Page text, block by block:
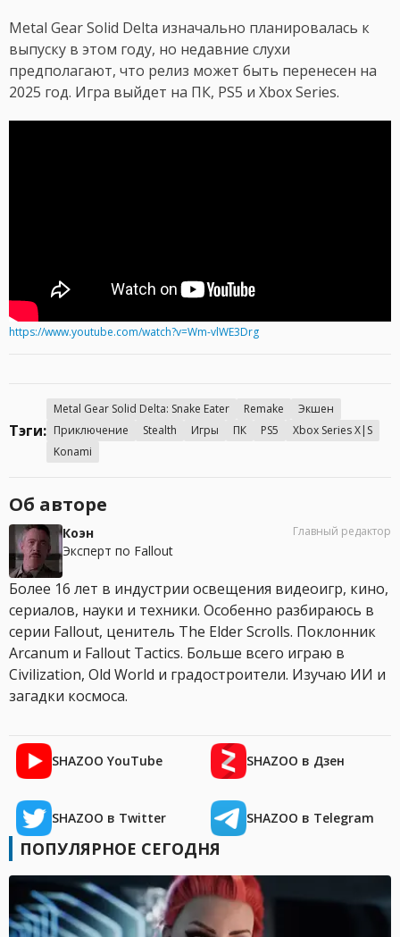
Metal Gear Solid Delta изначально планировалась к
выпуску в этом году, но недавние слухи
предполагают, что релиз может быть перенесен на
2025 год. Игра выйдет на ПК, PS5 и Xbox Series.
https://www.youtube.com/watch?v=Wm-vlWE3Drg
Тэги:
Metal Gear Solid Delta: Snake Eater Remake
Экшен
Приключение
Stealth Игры ПК PS5
Xbox Series X|S
Konami
Об авторе
Коэн
Эксперт по Fallout
Главный редактор
Более 16 лет в индустрии освещения видеоигр, кино,
сериалов, науки и техники. Особенно разбираюсь в
серии Fallout, ценитель The Elder Scrolls. Поклонник
Arcanum и Fallout Tactics. Больше всего играю в
Civilization, Old World и градостроители. Изучаю ИИ и
загадки космоса.
SHAZOO YouTube SHAZOO в Дзен
SHAZOO в Twitter SHAZOO в Telegram
ПОПУЛЯРНОЕ СЕГОДНЯ